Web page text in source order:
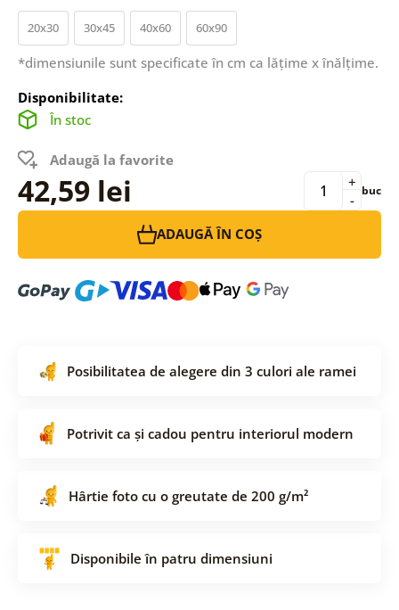
20x30 30x45 40x60 60x90
*dimensiunile sunt specificate în cm ca lățime x înălțime.
Disponibilitate:
În stoc
Adaugă la favorite
42,59 lei -
+ buc
ADAUGĂ ÎN COȘ
Posibilitatea de alegere din 3 culori ale ramei
Potrivit ca și cadou pentru interiorul modern
Hârtie foto cu o greutate de 200 g/m²
Disponibile în patru dimensiuni